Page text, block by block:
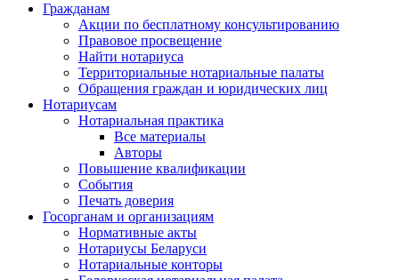
Гражданам
Акции по бесплатному консультированию
Правовое просвещение
Найти нотариуса
Территориальные нотариальные палаты
Обращения граждан и юридических лиц
Нотариусам
Нотариальная практика
Все материалы
Авторы
Повышение квалификации
События
Печать доверия
Госорганам и организациям
Нормативные акты
Нотариусы Беларуси
Нотариальные конторы